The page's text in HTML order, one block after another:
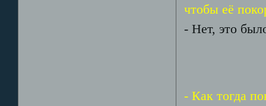
чтобы её
- Нет, это
- Как тогда